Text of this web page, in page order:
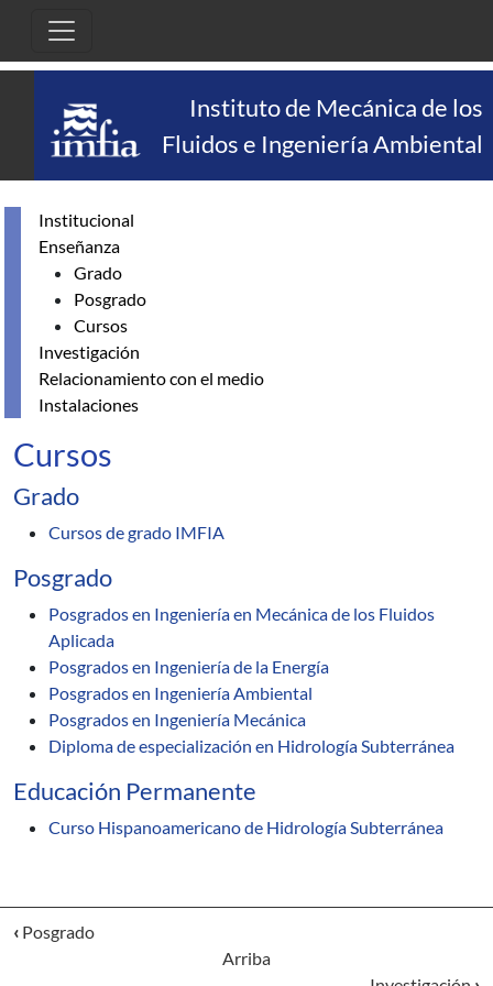
Instituto de Mecánica de los
Fluidos e Ingeniería Ambiental
Institucional
Enseñanza
Grado
Posgrado
Cursos
Investigación
Relacionamiento con el medio
Instalaciones
Cursos
Grado
Cursos de grado IMFIA
Posgrado
Posgrados en Ingeniería en Mecánica de los Fluidos
Aplicada
Posgrados en Ingeniería de la Energía
Posgrados en Ingeniería Ambiental
Posgrados en Ingeniería Mecánica
Diploma de especialización en Hidrología Subterránea
Educación Permanente
Curso Hispanoamericano de Hidrología Subterránea
‹ Posgrado
Arriba